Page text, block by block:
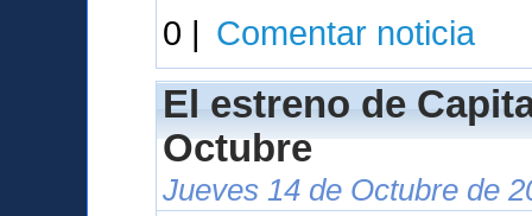
0 | Comentar noticia
El estreno de
Octubre
Jueves 14 de Octubre de